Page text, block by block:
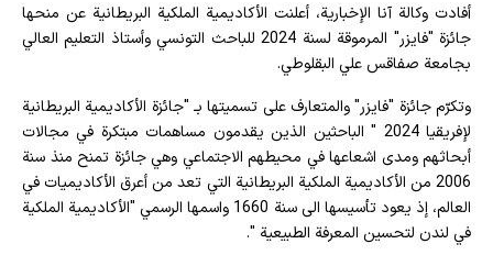
أفادت وکالة آنا الإخباریة، أعلنت الأكاديمية الملكية البريطانية عن منحها
جائزة "فايزر" المرموقة لسنة 2024 للباحث التونسي وأستاذ التعليم العالي
بجامعة صفاقس علي البقلوطي.
وتكرّم جائزة "فايزر" والمتعارف على تسميتها بـ "جائزة الأكاديمية البريطانية
لإفريقيا 2024 " الباحثين الذين يقدمون مساهمات مبتكرة في مجالات
أبحاثهم ومدى اشعاعها في محيطهم الاجتماعي وهي جائزة تمنح منذ سنة
2006 من الأكاديمية الملكية البريطانية التي تعد من أعرق الأكاديميات في
العالم، إذ يعود تأسيسها الى سنة 1660 واسمها الرسمي "الأكاديمية الملكية
في لندن لتحسين المعرفة الطبيعية ".